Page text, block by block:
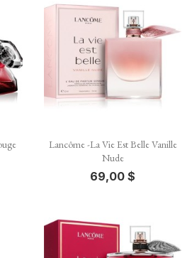
Lancôme -La Vie Est Belle Vanille
Nude
69,00 $